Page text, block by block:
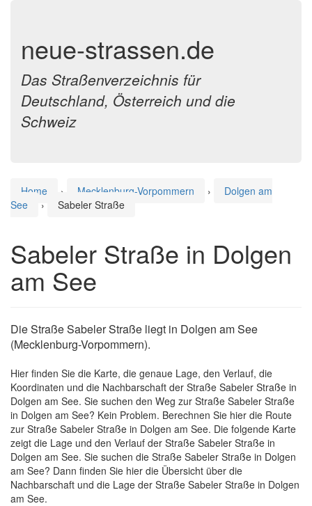
neue-strassen.de
Das Straßenverzeichnis für
Deutschland, Österreich und die
Schweiz
Home › Mecklenburg-Vorpommern ›
Dolgen am
See
› Sabeler Straße
Sabeler Straße in Dolgen
am See
Die Straße Sabeler Straße liegt in Dolgen am See
(Mecklenburg-Vorpommern).
Hier finden Sie die Karte, die genaue Lage, den Verlauf, die
Koordinaten und die Nachbarschaft der Straße Sabeler Straße in
Dolgen am See. Sie suchen den Weg zur Straße Sabeler Straße
in Dolgen am See? Kein Problem. Berechnen Sie hier die Route
zur Straße Sabeler Straße in Dolgen am See. Die folgende Karte
zeigt die Lage und den Verlauf der Straße Sabeler Straße in
Dolgen am See. Sie suchen die Straße Sabeler Straße in Dolgen
am See? Dann finden Sie hier die Übersicht über die
Nachbarschaft und die Lage der Straße Sabeler Straße in Dolgen
am See.